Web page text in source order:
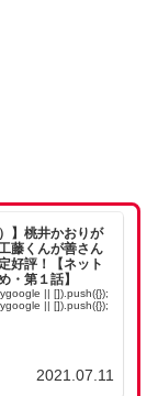
】桃井かおりが
藤くんが善さん
好評！【ネット
・第１話】
|| []).push({});
|| []).push({});
2021.07.11